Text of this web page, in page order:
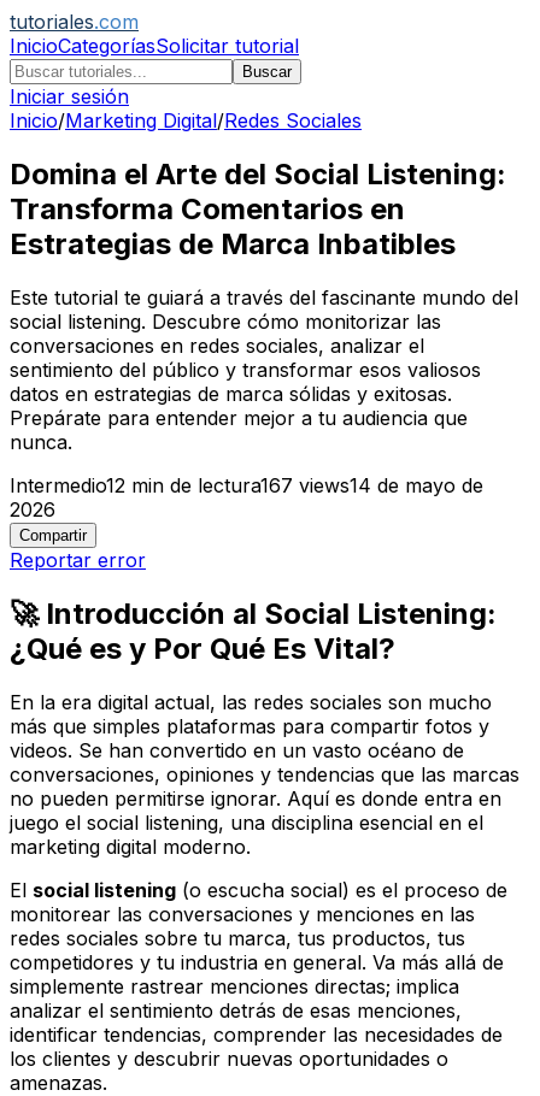
tutoriales.com
InicioCategoríasSolicitar tutorial
Buscar
Iniciar sesión
Inicio/Marketing Digital/Redes Sociales
Domina el Arte del Social Listening:
Transforma Comentarios en
Estrategias de Marca Inbatibles
Este tutorial te guiará a través del fascinante mundo del
social listening. Descubre cómo monitorizar las
conversaciones en redes sociales, analizar el
sentimiento del público y transformar esos valiosos
datos en estrategias de marca sólidas y exitosas.
Prepárate para entender mejor a tu audiencia que
nunca.
Intermedio12 min de lectura167 views14 de mayo de
2026
Compartir
Reportar error
🚀 Introducción al Social Listening:
¿Qué es y Por Qué Es Vital?
En la era digital actual, las redes sociales son mucho
más que simples plataformas para compartir fotos y
videos. Se han convertido en un vasto océano de
conversaciones, opiniones y tendencias que las marcas
no pueden permitirse ignorar. Aquí es donde entra en
juego el social listening, una disciplina esencial en el
marketing digital moderno.
El social listening (o escucha social) es el proceso de
monitorear las conversaciones y menciones en las
redes sociales sobre tu marca, tus productos, tus
competidores y tu industria en general. Va más allá de
simplemente rastrear menciones directas; implica
analizar el sentimiento detrás de esas menciones,
identificar tendencias, comprender las necesidades de
los clientes y descubrir nuevas oportunidades o
amenazas.